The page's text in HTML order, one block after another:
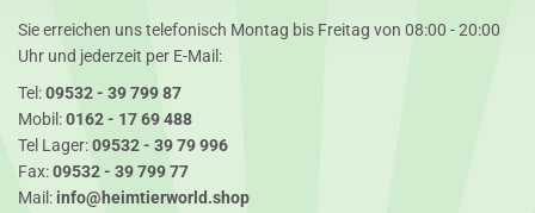
Sie erreichen uns telefonisch Montag bis Freitag von 08:00 - 20:00
Uhr und jederzeit per E-Mail:
Tel:09532 - 39 799 87
Mobil:0162 - 17 69 488
Tel Lager:09532 - 39 79 996
Fax:09532 - 39 799 77
Mail: info@heimtierworld.shop